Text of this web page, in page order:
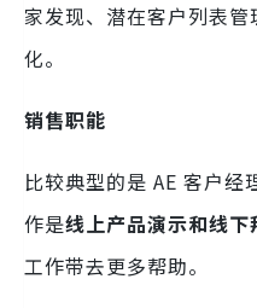
家发现、潜在客户列表
化。
销售职能
比较典型的是 AE 客户经
作是线上产品演示和线下
工作带去更多帮助。